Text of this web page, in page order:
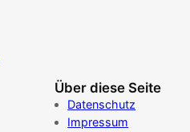
Über diese Seite
Datenschutz
Impressum